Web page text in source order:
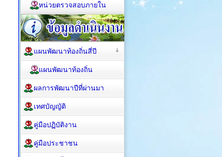
หน่วยตรวจสอบภายใน
แผนพัฒนาท้องถิ่นสี่ปี
แผนพัฒนาท้องถิ่น
ผลการพัฒนาปีที่ผ่านมา
เทศบัญญัติ
คู่มือปฏิบัติงาน
คู่มือประชาชน